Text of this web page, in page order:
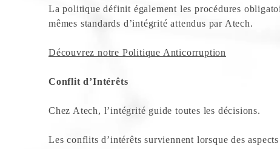
La politique définit également les procédures
mêmes standards d’intégrité attendus par Atech.
Découvrez notre Politique Anticorruption
Conflit d’Intérêts
Chez Atech, l’intégrité guide toutes les décisions.
Les conflits d’intérêts surviennent lorsque des